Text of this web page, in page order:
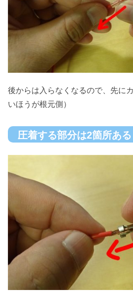
後からは入らなくなるので、先に
いほうが根元側）
圧着する部分は2箇所ある